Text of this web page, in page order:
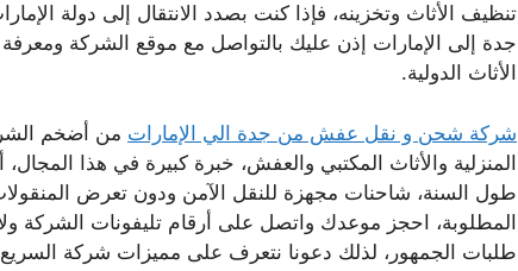
تنظيف الأثاث وتخزينه، فإذا كنت بصدد الانتقال إلى دولة
جدة إلى الإمارات إذن عليك بالتواصل مع موقع الشركة ومعرفة
الأثاث الدولية.
شركة شحن و نقل عفش من جدة الي الإمارات من أضخم
المنزلية والأثاث المكتبي والعفش، خبرة كبيرة في هذا
طول السنة، شاحنات مجهزة للنقل الآمن ودون تعرض
المطلوبة، احجز موعدك واتصل على أرقام تليفونات الشركة
طلبات الجمهور، لذلك دعونا نتعرف على مميزات شركة السريع